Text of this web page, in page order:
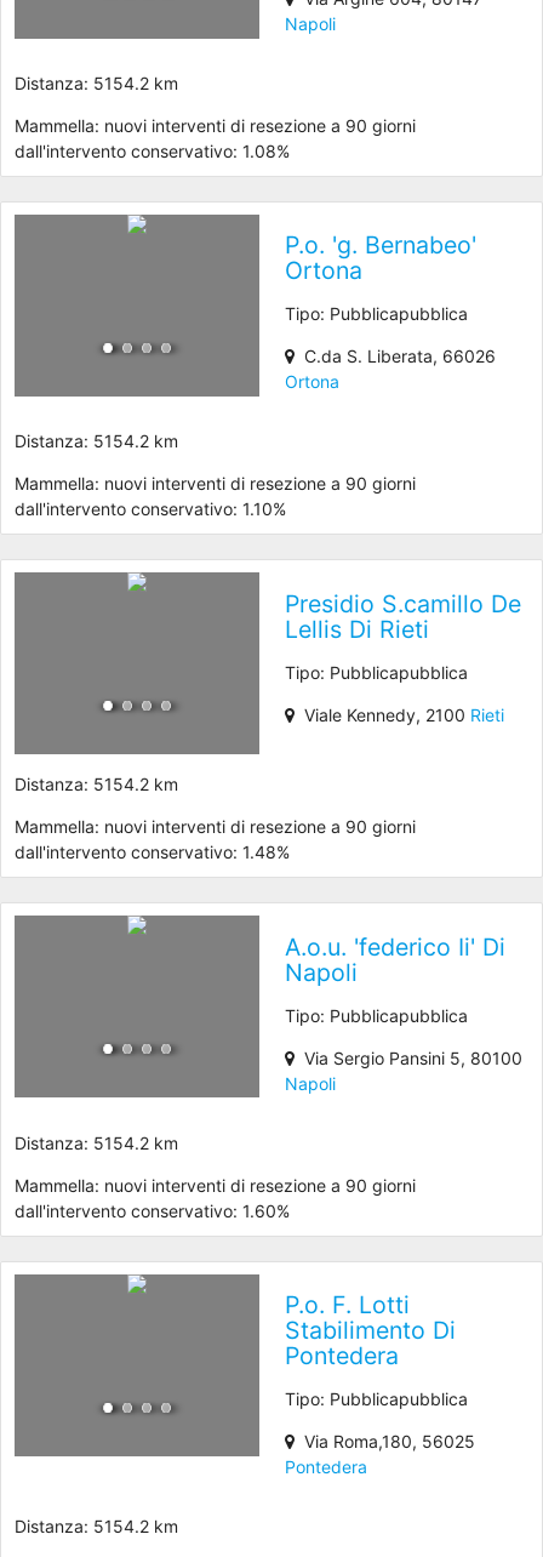
Napoli
Distanza: 5154.2 km
Mammella: nuovi interventi di resezione a 90 giorni
dall'intervento conservativo: 1.08%
P.o. 'g. Bernabeo'
Ortona
Tipo: Pubblicapubblica
C.da S. Liberata, 66026
Ortona
Distanza: 5154.2 km
Mammella: nuovi interventi di resezione a 90 giorni
dall'intervento conservativo: 1.10%
Presidio S.camillo De
Lellis Di Rieti
Tipo: Pubblicapubblica
Viale Kennedy, 2100 Rieti
Distanza: 5154.2 km
Mammella: nuovi interventi di resezione a 90 giorni
dall'intervento conservativo: 1.48%
A.o.u. 'federico Ii' Di
Napoli
Tipo: Pubblicapubblica
Via Sergio Pansini 5, 80100
Napoli
Distanza: 5154.2 km
Mammella: nuovi interventi di resezione a 90 giorni
dall'intervento conservativo: 1.60%
P.o. F. Lotti
Stabilimento Di
Pontedera
Tipo: Pubblicapubblica
Via Roma,180, 56025
Pontedera
Distanza: 5154.2 km